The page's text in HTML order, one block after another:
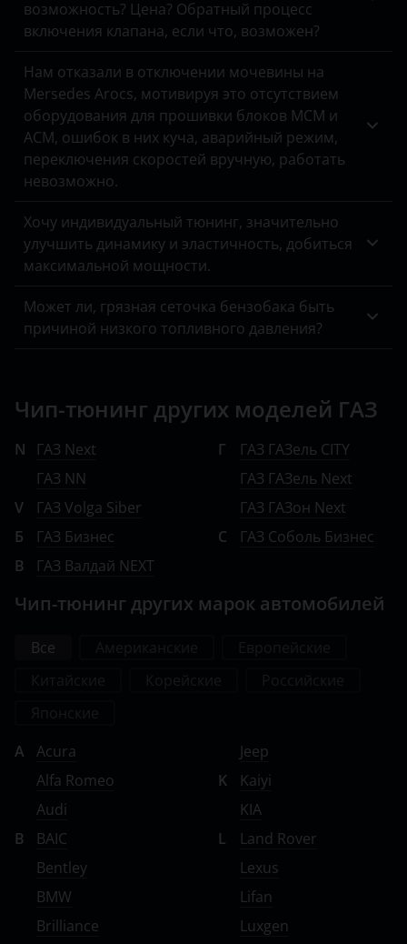
возможность? Цена? Обратный процесс
включения клапана, если что, возможен?
Нам отказали в отключении мочевины на
Mersedes Arocs, мотивируя это отсутствием
оборудования для прошивки блоков MCM и
ACM, ошибок в них куча, аварийный режим,
переключения скоростей вручную, работать
невозможно.
Хочу индивидуальный тюнинг, значительно
улучшить динамику и эластичность, добиться
максимальной мощности.
Может ли, грязная сеточка бензобака быть
причиной низкого топливного давления?
Чип-тюнинг других моделей ГАЗ
N
ГАЗ Next
ГАЗ NN
V
ГАЗ Volga Siber
Б
ГАЗ Бизнес
В
ГАЗ Валдай NEXT
Г
ГАЗ ГАЗель CITY
ГАЗ ГАЗель Next
ГАЗ ГАЗон Next
С
ГАЗ Соболь Бизнес
Чип-тюнинг других марок автомобилей
Все
A
Acura
Alfa Romeo
Audi
B
BAIC
Bentley
BMW
Brilliance
Jeep
K
Kaiyi
KIA
L
Land Rover
Lexus
Lifan
Luxgen